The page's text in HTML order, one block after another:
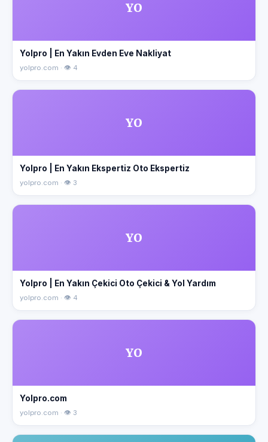
YO
Yolpro | En Yakın Evden Eve Nakliyat
yolpro.com · 👁 4
YO
Yolpro | En Yakın Ekspertiz Oto Ekspertiz
yolpro.com · 👁 3
YO
Yolpro | En Yakın Çekici Oto Çekici & Yol Yardım
yolpro.com · 👁 4
YO
Yolpro.com
yolpro.com · 👁 3